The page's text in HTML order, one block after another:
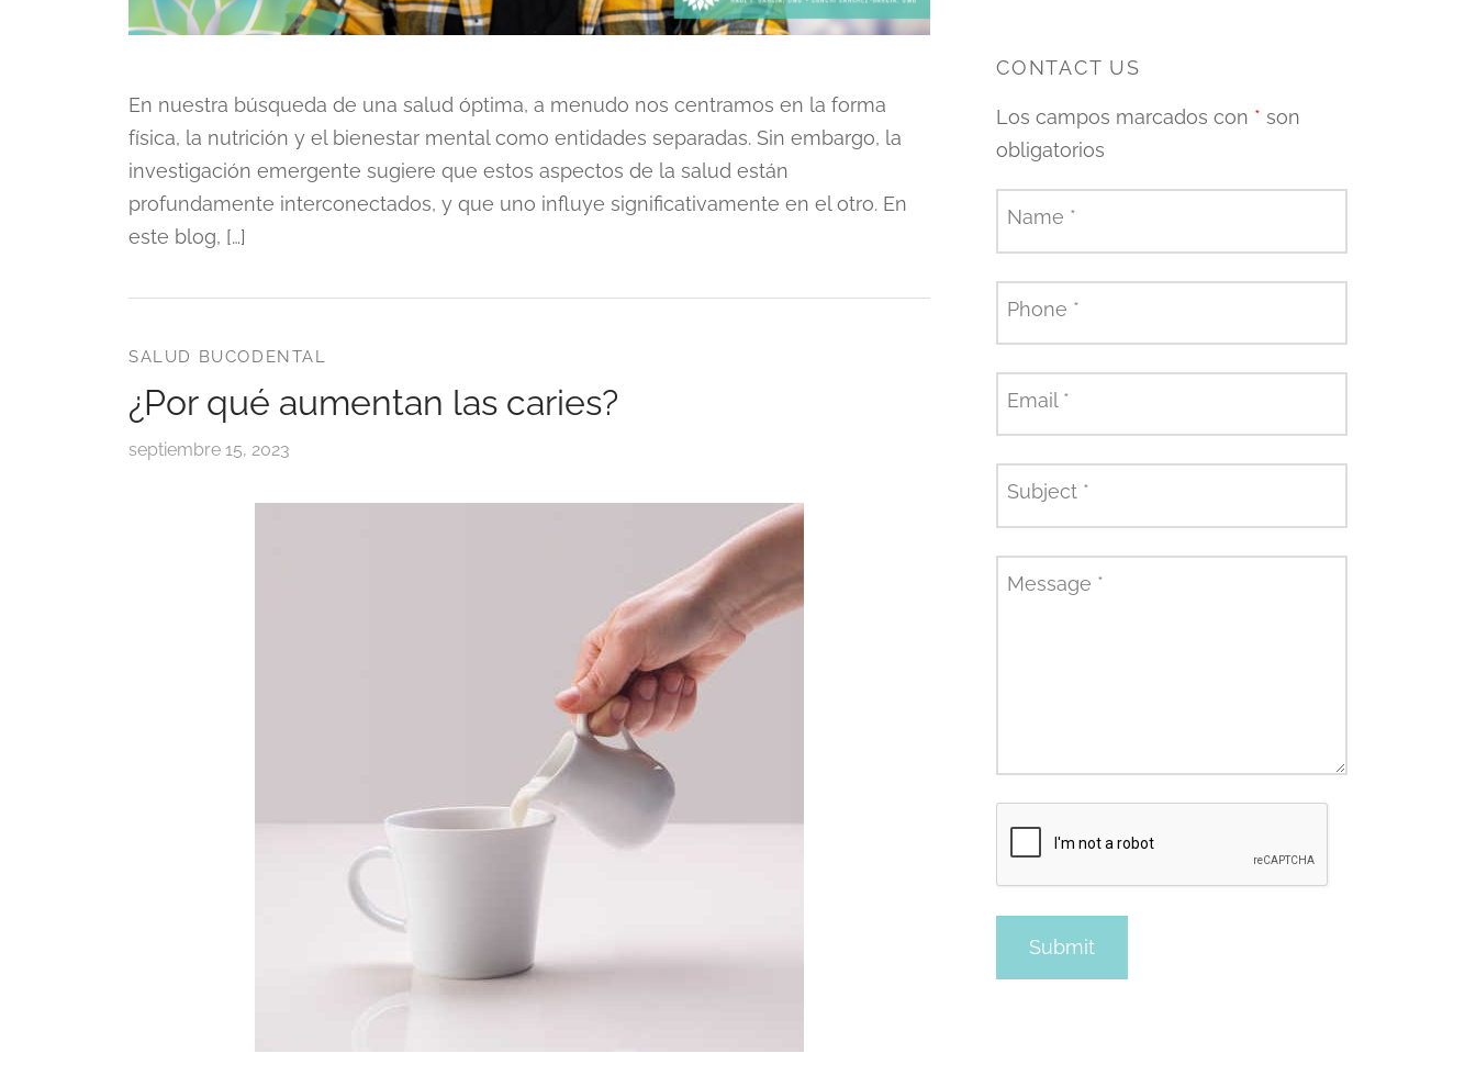
En nuestra búsqueda de una salud óptima, a menudo nos centramos en la forma
física, la nutrición y el bienestar mental como entidades separadas. Sin embargo, la
investigación emergente sugiere que estos aspectos de la salud están
profundamente interconectados, y que uno influye significativamente en el otro. En
este blog, […]
SALUD BUCODENTAL
¿Por qué aumentan las caries?
septiembre 15, 2023
CONTACT US
Los campos marcados con * son
obligatorios
Name *
Phone *
Email *
Subject *
Message *